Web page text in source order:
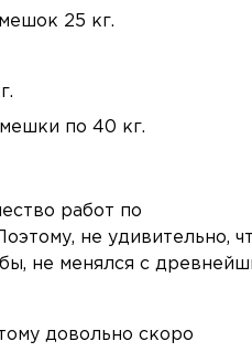
25 кг.
по 40 кг.
работ по
не удивительно,
не менялся с
довольно скоро